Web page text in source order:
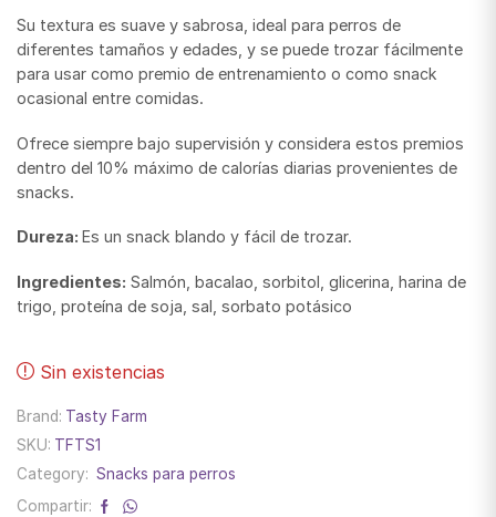
Su textura es suave y sabrosa, ideal para perros de
diferentes tamaños y edades, y se puede trozar fácilmente
para usar como premio de entrenamiento o como snack
ocasional entre comidas.
Ofrece siempre bajo supervisión y considera estos premios
dentro del 10% máximo de calorías diarias provenientes de
snacks.
Dureza: Es un snack blando y fácil de trozar.
Ingredientes: Salmón, bacalao, sorbitol, glicerina, harina de
trigo, proteína de soja, sal, sorbato potásico
Sin existencias
Brand: Tasty Farm
SKU: TFTS1
Category: Snacks para perros
Compartir: